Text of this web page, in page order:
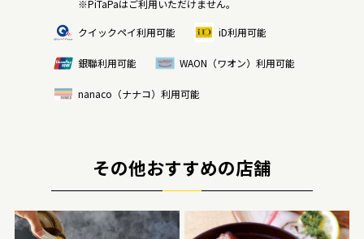
※PiTaPaはご利用いただけません。
クイックペイ利用可能 iD利用可能
銀聯利用可能 WAON（ワオン）利用可能
nanaco（ナナコ）利用可能
その他おすすめの店舗